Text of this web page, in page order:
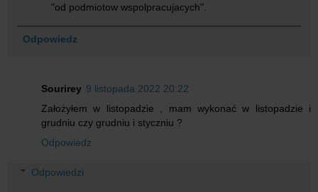
"od podmiotow wspolpracujacych".
Odpowiedz
Sourirey 9 listopada 2022 20:22
Założyłem w listopadzie , mam wykonać w listopadzie i
grudniu czy grudniu i styczniu ?
Odpowiedz
Odpowiedzi